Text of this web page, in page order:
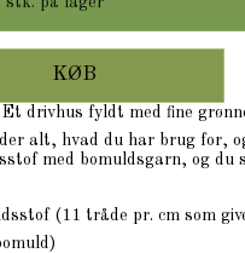
KØB
drivhus fyldt med fine
alt, hvad du har brug for,
med bomuldsgarn, og du
(11 tråde pr. cm som